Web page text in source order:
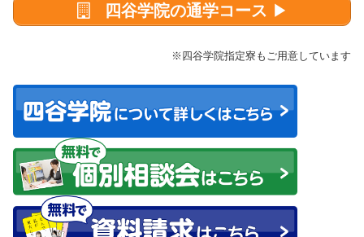
四谷学院の通学コース ▶
※四谷学院指定寮もご用意しています